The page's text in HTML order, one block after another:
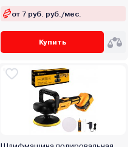
от 7 руб. руб./мес.
Купить